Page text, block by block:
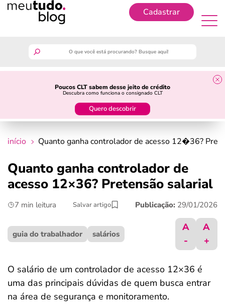
Cadastrar
Poucos CLT sabem desse jeito de crédito
Descubra como funciona o consignado CLT
Quero descobrir
guia do trabalhador
crédito fácil
últimas notícias
ferramentas
início Quanto ganha controlador de acesso 12�36?
Quanto ganha controlador de
acesso 12×36? Pretensão salarial
7 min leitura Salvar artigo Publicação: 29/01/2026
guia do trabalhador salários
A
-
A
+
O salário de um controlador de acesso 12×36 é
uma das principais dúvidas de quem busca entrar
na área de segurança e monitoramento.